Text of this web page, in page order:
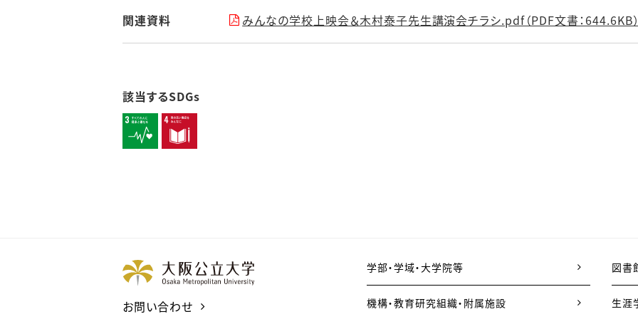
関連資料 みんなの学校上映会＆木村泰子先生講演会チラシ.pdf（PDF文書：644.6KB）
該当するSDGs
お問い合わせ
学部・学域・大学院等
機構・教育研究組織・附属施設
図書
生涯